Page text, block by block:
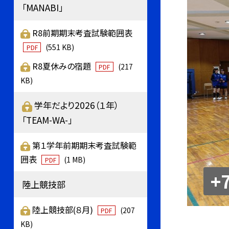
「MANABI」
R8前期期末考査試験範囲表
PDF (551 KB)
R8夏休みの宿題 PDF
(217
KB)
学年だより2026（１年）
「TEAM-WA-」
第１学年前期期末考査試験範
囲表
PDF (1 MB)
陸上競技部
陸上競技部(８月) PDF
(207
KB)